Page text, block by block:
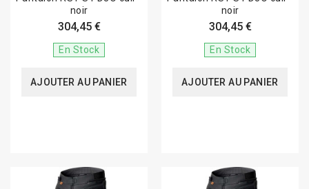
noir
304,45 €
En Stock
AJOUTER AU PANIER
noir
304,45 €
En Stock
AJOUTER AU PANIER